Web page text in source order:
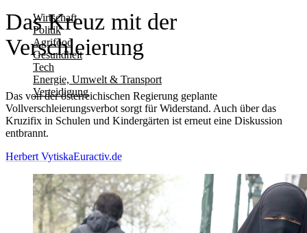
Wirtschaft
Politik
Agrifood
Gesundheit
Tech
Energie, Umwelt & Transport
Verteidigung
Das Kreuz mit der
Verschleierung
Das von der österreichischen Regierung geplante
Vollverschleierungsverbot sorgt für Widerstand. Auch über das
Kruzifix in Schulen und Kindergärten ist erneut eine Diskussion
entbrannt.
Herbert VytiskaEuractiv.de